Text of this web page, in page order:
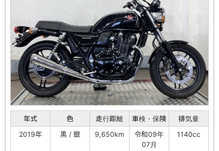
年式 色 走行距離 車検・保険
排気量
2019年
黒 / 銀 9,650km
令和09年
07月
1140cc